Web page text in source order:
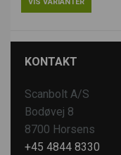
KONTAKT
Scanbolt A/S
Bodøvej 8
8700 Horsens
+45 4844 8330